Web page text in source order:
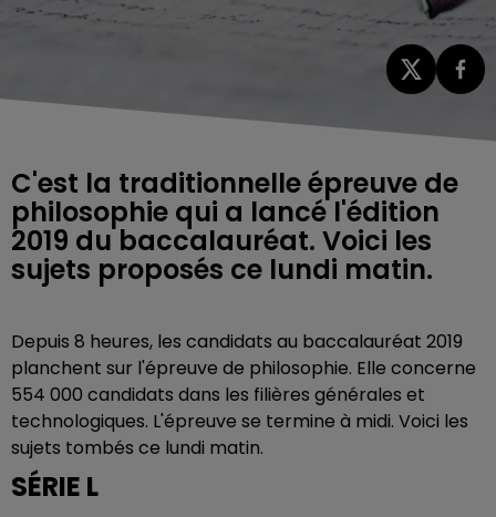
C'est la traditionnelle épreuve de
philosophie qui a lancé l'édition
2019 du baccalauréat. Voici les
sujets proposés ce lundi matin.
Depuis 8 heures, les candidats au baccalauréat 2019
planchent sur l'épreuve de philosophie. Elle concerne
554 000 candidats dans les filières générales et
technologiques. L'épreuve se termine à midi. Voici les
sujets tombés ce lundi matin.
SÉRIE L